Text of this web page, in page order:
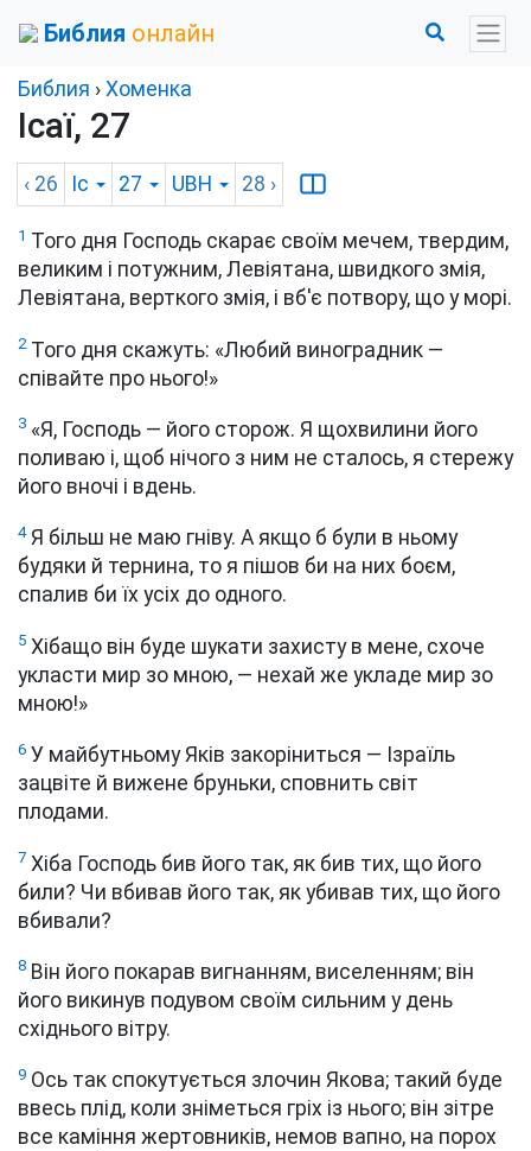
Библия онлайн
Библия › Хоменка
Ісаї, 27
‹ 26 Іс 27 UBH 28 ›
1 Того дня Господь скарає своїм мечем, твердим,
великим і потужним, Левіятана, швидкого змія,
Левіятана, верткого змія, і вб'є потвору, що у морі.
2Того дня скажуть: «Любий виноградник —
співайте про нього!»
3 «Я, Господь — його сторож. Я щохвилини його
поливаю і, щоб нічого з ним не сталось, я стережу
його вночі і вдень.
4Я більш не маю гніву. А якщо б були в ньому
будяки й тернина, то я пішов би на них боєм,
спалив би їх усіх до одного.
5 Хібащо він буде шукати захисту в мене, схоче
укласти мир зо мною, — нехай же укладе мир зо
мною!»
6 У майбутньому Яків закоріниться — Ізраїль
зацвіте й вижене бруньки, сповнить світ
плодами.
7 Хіба Господь бив його так, як бив тих, що його
били? Чи вбивав його так, як убивав тих, що його
вбивали?
8 Він його покарав вигнанням, виселенням; він
його викинув подувом своїм сильним у день
східнього вітру.
9 Ось так спокутується злочин Якова; такий буде
ввесь плід, коли зніметься гріх із нього; він зітре
все каміння жертовників, немов вапно, на порох